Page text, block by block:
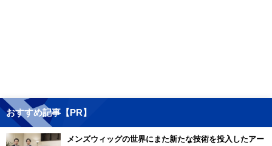
おすすめ記事【PR】
メンズウィッグの世界にまた新たな技術を投入したアー